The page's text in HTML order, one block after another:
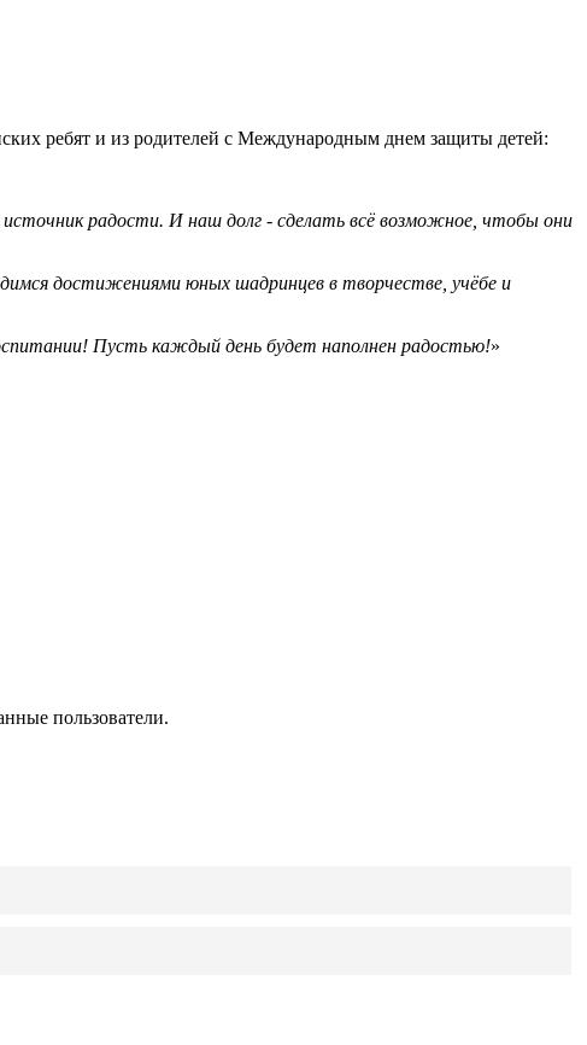
ребят и из родителей с Международным днем защиты детей:
радости. И наш долг - сделать всё возможное, чтобы они
достижениями юных шадринцев в творчестве, учёбе и
Пусть каждый день будет наполнен радостью!»
пользователи.